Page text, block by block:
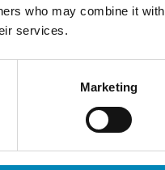
who may combine it with
services.
Marketing